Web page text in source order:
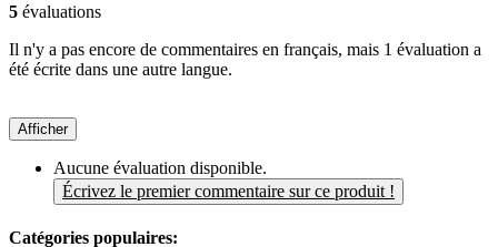
5 évaluations
Il n'y a pas encore de commentaires en français, mais 1 évaluation a
été écrite dans une autre langue.
Afficher
Aucune évaluation disponible.
Écrivez le premier commentaire sur ce produit !
Catégories populaires: